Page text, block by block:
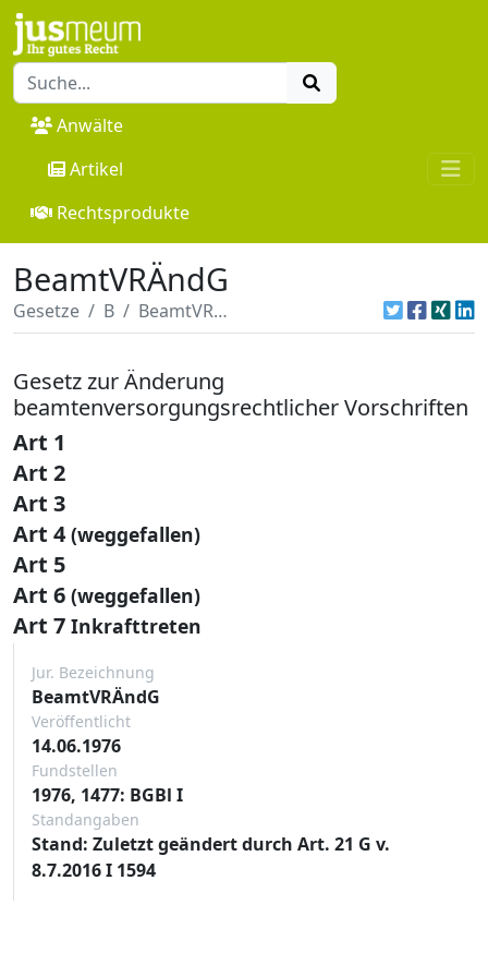
Anwälte
Artikel
Rechtsprodukte
BeamtVRÄndG
Gesetze B BeamtVRÄndG
Gesetz zur Änderung
beamtenversorgungsrechtlicher Vorschriften
Art 1
Art 2
Art 3
Art 4 (weggefallen)
Art 5
Art 6 (weggefallen)
Art 7 Inkrafttreten
Jur. Bezeichnung
BeamtVRÄndG
Veröffentlicht
14.06.1976
Fundstellen
1976, 1477: BGBl I
Standangaben
Stand: Zuletzt geändert durch Art. 21 G v.
8.7.2016 I 1594